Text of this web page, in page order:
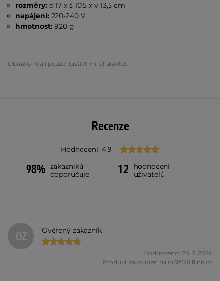
rozměry: d 17 x š 10,5 x v 13,5 cm
napájení:220-240 V
hmotnost: 920 g
Obrázky mají pouze ilustrativní charakter.
Recenze
Hodnocení: 4.9
98% zákazníků
doporučuje
12
hodnocení
uživatelů
OZ Ověřený zákazník
Hodnoceno: 28. 7. 2026
Produkt zakoupen na inSPORTline.cz